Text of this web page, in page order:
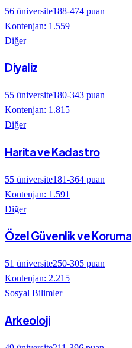
56 üniversite188-474 puan
Kontenjan: 1.559
Diğer
Diyaliz
55 üniversite180-343 puan
Kontenjan: 1.815
Diğer
Harita ve Kadastro
55 üniversite181-364 puan
Kontenjan: 1.591
Diğer
Özel Güvenlik ve Koruma
51 üniversite250-305 puan
Kontenjan: 2.215
Sosyal Bilimler
Arkeoloji